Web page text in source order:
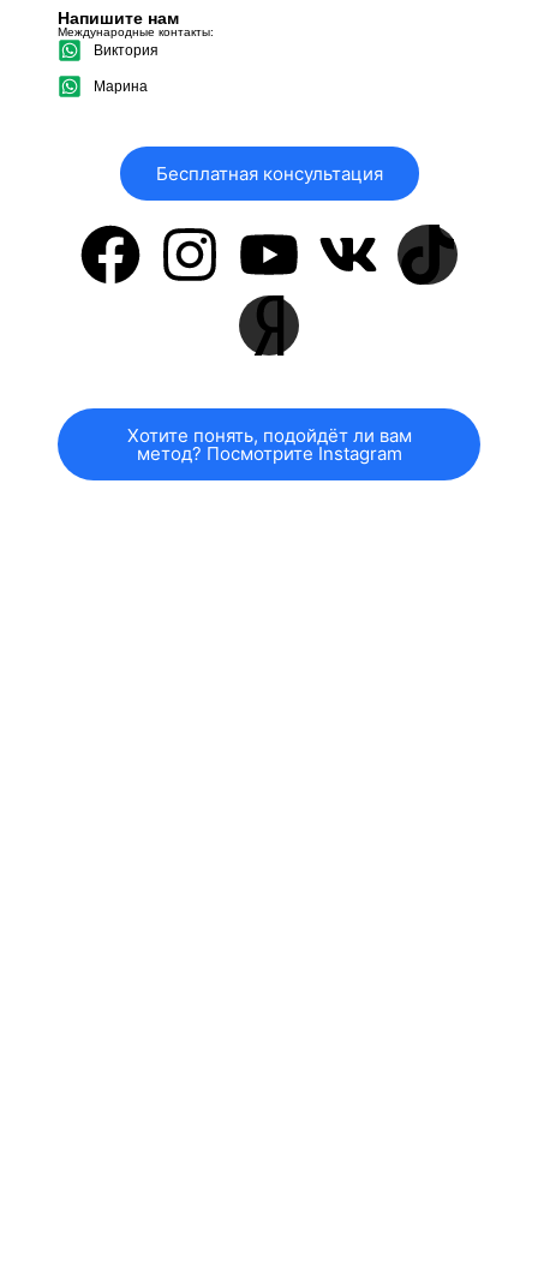
Напишите нам
Международные контакты:
Виктория
Марина
Бесплатная консультация
Хотите понять, подойдёт ли вам
метод? Посмотрите Instagram